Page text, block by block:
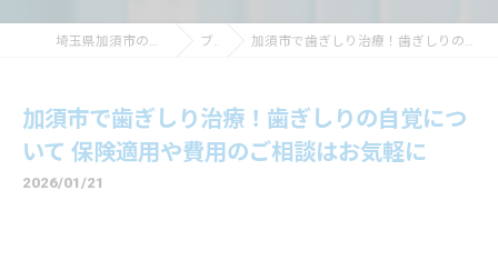
埼玉県加須市の歯科ならむさしの歯科医院 ブログ 加須市で歯ぎしり治療！歯ぎしりの自覚について 保険適用や費用のご相談はお気軽に
加須市で歯ぎしり治療！歯ぎしりの自覚につ
いて 保険適用や費用のご相談はお気軽に
2026/01/21